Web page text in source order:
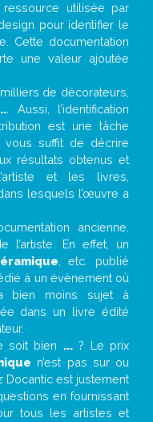
utilisée par
pour identifier le
Cette documentation
une valeur ajoutée
de décorateurs,
. Aussi, l’identification
est une tâche
vous suffit de décrire
résultats obtenus et
et les livres,
lesquels l’œuvre a
ancienne,
l’artiste. En effet, un
, etc. publié
à un évènement où
bien moins sujet à
dans un livre édité
soit bien ...? Le prix
n’est pas sur ou
Docantic est justement
en fournissant
tous les artistes et